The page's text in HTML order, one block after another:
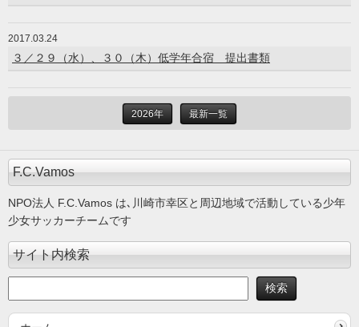
2017.03.24
３／２９（水）、３０（木）低学年合宿 提出書類
2026年 最新一覧
F.C.Vamos
NPO法人 F.C.Vamos は､川崎市幸区と周辺地域で活動している少年
少女サッカーチームです
サイト内検索